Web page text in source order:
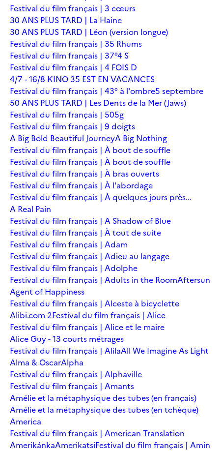
Festival du film français | 3 cœurs
30 ANS PLUS TARD | La Haine
30 ANS PLUS TARD | Léon (version longue)
Festival du film français | 35 Rhums
Festival du film français | 37°4 S
Festival du film français | 4 FOIS D
4/7 - 16/8 KINO 35 EST EN VACANCES
Festival du film français | 43° à l'ombre5 septembre
50 ANS PLUS TARD | Les Dents de la Mer (Jaws)
Festival du film français | 505g
Festival du film français | 9 doigts
A Big Bold Beautiful JourneyA Big Nothing
Festival du film français | À bout de souffle
Festival du film français | À bout de souffle
Festival du film français | À bras ouverts
Festival du film français | À l'abordage
Festival du film français | À quelques jours près...
A Real Pain
Festival du film français | A Shadow of Blue
Festival du film français | À tout de suite
Festival du film français | Adam
Festival du film français | Adieu au langage
Festival du film français | Adolphe
Festival du film français | Adults in the RoomAftersun
Agent of Happiness
Festival du film français | Alceste à bicyclette
Alibi.com 2Festival du film français | Alice
Festival du film français | Alice et le maire
Alice Guy - 13 courts métrages
Festival du film français | AlilaAll We Imagine As Light
Alma & OscarAlpha
Festival du film français | Alphaville
Festival du film français | Amants
Amélie et la métaphysique des tubes (en français)
Amélie et la métaphysique des tubes (en tchèque)
America
Festival du film français | American Translation
AmerikánkaAmerikatsiFestival du film français | Amin